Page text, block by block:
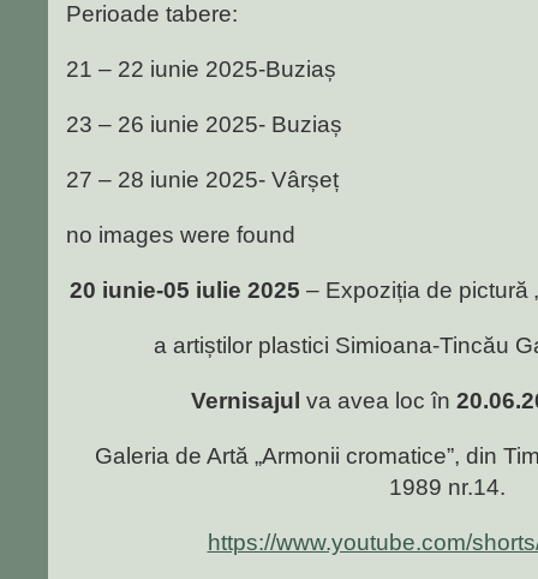
Perioade tabere:
21 – 22 iunie 2025-Buziaș
23 – 26 iunie 2025- Buziaș
27 – 28 iunie 2025- Vârșeț
no images were found
20 iunie-05 iulie 2025 – Expoziția de pictură
a artiștilor plastici Simioana-Tincău
Vernisajul va avea loc în
Galeria de Artă „Armonii cromatice”, din
1989 nr.14.
https://www.youtube.com/